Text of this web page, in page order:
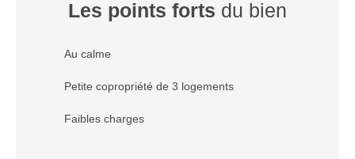
Les points forts du bien
Au calme
Petite copropriété de 3 logements
Faibles charges